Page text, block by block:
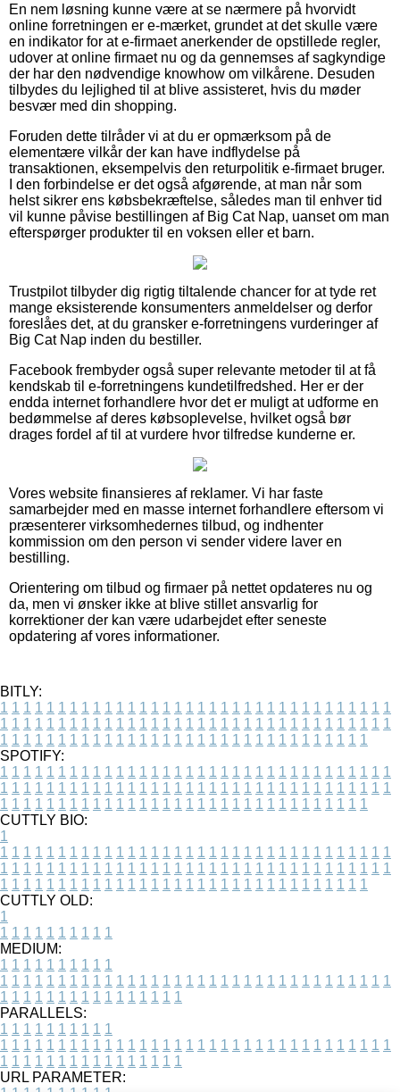
En nem løsning kunne være at se nærmere på hvorvidt
online forretningen er e-mærket, grundet at det skulle være
en indikator for at e-firmaet anerkender de opstillede regler,
udover at online firmaet nu og da gennemses af sagkyndige
der har den nødvendige knowhow om vilkårene. Desuden
tilbydes du lejlighed til at blive assisteret, hvis du møder
besvær med din shopping.
Foruden dette tilråder vi at du er opmærksom på de
elementære vilkår der kan have indflydelse på
transaktionen, eksempelvis den returpolitik e-firmaet bruger.
I den forbindelse er det også afgørende, at man når som
helst sikrer ens købsbekræftelse, således man til enhver tid
vil kunne påvise bestillingen af Big Cat Nap, uanset om man
efterspørger produkter til en voksen eller et barn.
Trustpilot tilbyder dig rigtig tiltalende chancer for at tyde ret
mange eksisterende konsumenters anmeldelser og derfor
foreslåes det, at du gransker e-forretningens vurderinger af
Big Cat Nap inden du bestiller.
Facebook frembyder også super relevante metoder til at få
kendskab til e-forretningens kundetilfredshed. Her er der
endda internet forhandlere hvor det er muligt at udforme en
bedømmelse af deres købsoplevelse, hvilket også bør
drages fordel af til at vurdere hvor tilfredse kunderne er.
Vores website finansieres af reklamer. Vi har faste
samarbejder med en masse internet forhandlere eftersom vi
præsenterer virksomhedernes tilbud, og indhenter
kommission om den person vi sender videre laver en
bestilling.
Orientering om tilbud og firmaer på nettet opdateres nu og
da, men vi ønsker ikke at blive stillet ansvarlig for
korrektioner der kan være udarbejdet efter seneste
opdatering af vores informationer.
BITLY:
1 1 1 1 1 1 1 1 1 1 1 1 1 1 1 1 1 1 1 1 1 1 1 1 1 1 1 1 1 1 1 1 1 1
1 1 1 1 1 1 1 1 1 1 1 1 1 1 1 1 1 1 1 1 1 1 1 1 1 1 1 1 1 1 1 1 1 1
1 1 1 1 1 1 1 1 1 1 1 1 1 1 1 1 1 1 1 1 1 1 1 1 1 1 1 1 1 1 1 1
SPOTIFY:
1 1 1 1 1 1 1 1 1 1 1 1 1 1 1 1 1 1 1 1 1 1 1 1 1 1 1 1 1 1 1 1 1 1
1 1 1 1 1 1 1 1 1 1 1 1 1 1 1 1 1 1 1 1 1 1 1 1 1 1 1 1 1 1 1 1 1 1
1 1 1 1 1 1 1 1 1 1 1 1 1 1 1 1 1 1 1 1 1 1 1 1 1 1 1 1 1 1 1 1
CUTTLY BIO:
1
1 1 1 1 1 1 1 1 1 1 1 1 1 1 1 1 1 1 1 1 1 1 1 1 1 1 1 1 1 1 1 1 1 1
1 1 1 1 1 1 1 1 1 1 1 1 1 1 1 1 1 1 1 1 1 1 1 1 1 1 1 1 1 1 1 1 1 1
1 1 1 1 1 1 1 1 1 1 1 1 1 1 1 1 1 1 1 1 1 1 1 1 1 1 1 1 1 1 1 1
CUTTLY OLD:
1
1 1 1 1 1 1 1 1 1 1
MEDIUM:
1 1 1 1 1 1 1 1 1 1
1 1 1 1 1 1 1 1 1 1 1 1 1 1 1 1 1 1 1 1 1 1 1 1 1 1 1 1 1 1 1 1 1 1
1 1 1 1 1 1 1 1 1 1 1 1 1 1 1 1
PARALLELS:
1 1 1 1 1 1 1 1 1 1
1 1 1 1 1 1 1 1 1 1 1 1 1 1 1 1 1 1 1 1 1 1 1 1 1 1 1 1 1 1 1 1 1 1
1 1 1 1 1 1 1 1 1 1 1 1 1 1 1 1
URL PARAMETER: